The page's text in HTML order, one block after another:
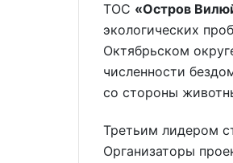
ТОС «Остров
экологических
Октябрьском
численности
со стороны
Третьим лидером
Организаторы